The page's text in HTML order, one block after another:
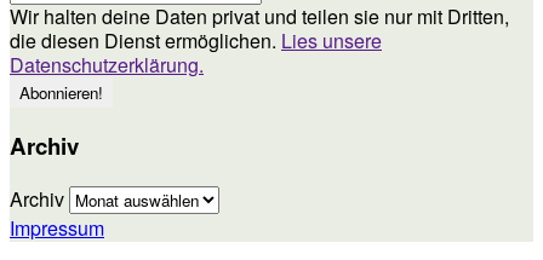
Wir halten deine Daten privat und teilen sie nur mit Dritten,
die diesen Dienst ermöglichen. Lies unsere
Datenschutzerklärung.
Archiv
Archiv
Impressum